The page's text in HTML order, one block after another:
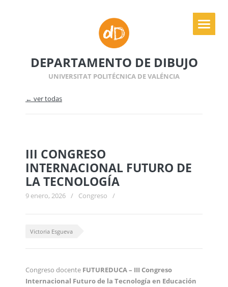
DEPARTAMENTO DE DIBUJO
UNIVERSITAT POLITÉCNICA DE VALÉNCIA
← ver todas
III CONGRESO
INTERNACIONAL FUTURO DE
LA TECNOLOGÍA
9 enero, 2026 / Congreso /
Victoria Esgueva
Congreso docente FUTUREDUCA – III Congreso
Internacional Futuro de la Tecnología en Educación